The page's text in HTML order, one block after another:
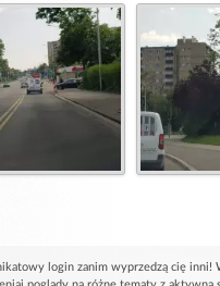
login zanim wyprzedzą cię inni!